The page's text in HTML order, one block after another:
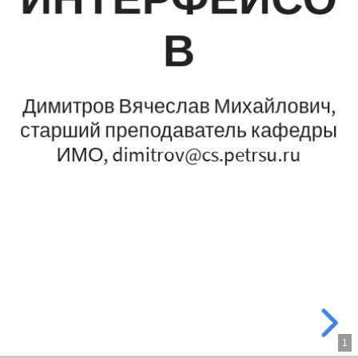
В
Димитров Вячеслав Михайлович,
старший преподаватель кафедры
ИМО, dimitrov@cs.petrsu.ru
1